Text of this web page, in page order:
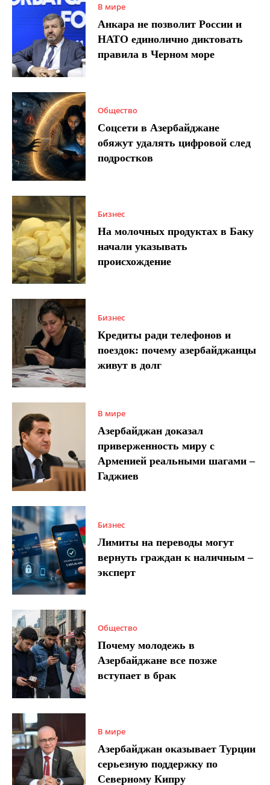
В мире
Анкара не позволит России и
НАТО единолично диктовать
правила в Черном море
Общество
Соцсети в Азербайджане
обяжут удалять цифровой след
подростков
Бизнес
На молочных продуктах в Баку
начали указывать
происхождение
Бизнес
Кредиты ради телефонов и
поездок: почему азербайджанцы
живут в долг
В мире
Азербайджан доказал
приверженность миру с
Арменией реальными шагами –
Гаджиев
Бизнес
Лимиты на переводы могут
вернуть граждан к наличным –
эксперт
Общество
Почему молодежь в
Азербайджане все позже
вступает в брак
В мире
Азербайджан оказывает Турции
серьезную поддержку по
Северному Кипру